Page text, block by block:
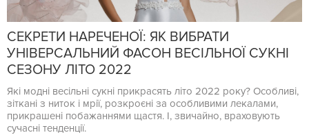
СЕКРЕТИ НАРЕЧЕНОЇ: ЯК ВИБРАТИ
УНІВЕРСАЛЬНИЙ ФАСОН ВЕСІЛЬНОЇ СУКНІ
СЕЗОНУ ЛІТО 2022
Які модні весільні сукні прикрасять літо 2022 року? Особливі,
зіткані з ниток і мрії, розкроєні за особливими лекалами,
прикрашені побажаннями щастя. І, звичайно, враховують
сучасні тенденції.